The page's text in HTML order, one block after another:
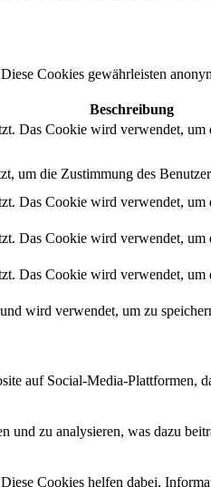
Cookies gewährleisten
Beschreibung
Das Cookie wird verwendet,
um die Zustimmung des
Das Cookie wird verwendet,
Das Cookie wird verwendet,
Das Cookie wird verwendet,
wird verwendet, um zu
auf Social-Media-Plattformen,
zu analysieren, was dazu
Cookies helfen dabei,